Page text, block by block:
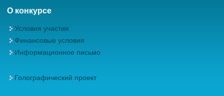
О конкурсе
Условия участия
Финансовые условия
Информационное письмо
Голографический проект